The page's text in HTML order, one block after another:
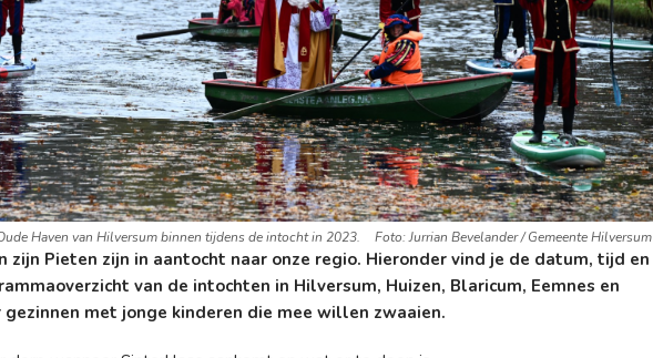
Haven van Hilversum binnen tijdens de intocht in 2023. Foto: Jurrian Bevelander / Gemeente Hilversum
zijn Pieten zijn in aantocht naar onze regio. Hieronder vind je de datum, tijd en
van de intochten in Hilversum, Huizen, Blaricum, Eemnes en
gezinnen met jonge kinderen die mee willen zwaaien.